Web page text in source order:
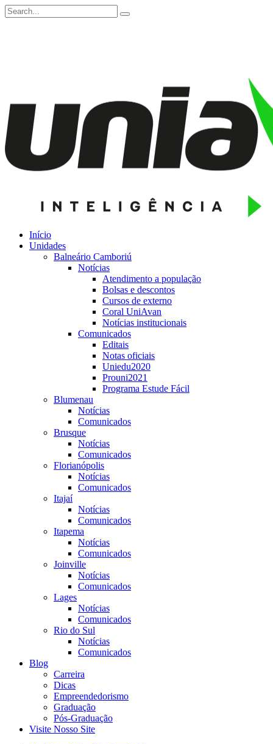
Início
Unidades
Balneário Camboriú
Notícias
Atendimento a população
Bolsas e descontos
Cursos de externo
Coral UniAvan
Notícias institucionais
Comunicados
Editais
Notas oficiais
Uniedu2020
Prouni2021
Programa Estude Fácil
Blumenau
Notícias
Comunicados
Brusque
Notícias
Comunicados
Florianópolis
Notícias
Comunicados
Itajaí
Notícias
Comunicados
Itapema
Notícias
Comunicados
Joinville
Notícias
Comunicados
Lages
Notícias
Comunicados
Rio do Sul
Notícias
Comunicados
Blog
Carreira
Dicas
Empreendedorismo
Graduação
Pós-Graduação
Visite Nosso Site